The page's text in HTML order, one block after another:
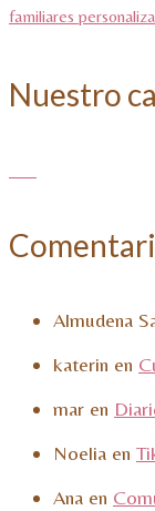
familiares
Nuestro
Almudena
katerin en
mar en
Noelia en
Ana en